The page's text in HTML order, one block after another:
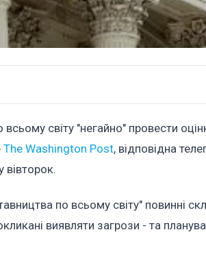
світу "негайно" провести
The Washington Post, відповідна
по всьому світу" повинні
виявляти загрози - та